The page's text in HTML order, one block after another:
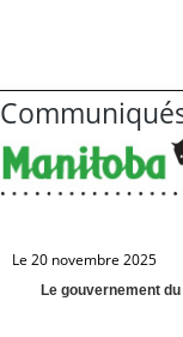
Le 20 novembre 2025
Le gouvernement